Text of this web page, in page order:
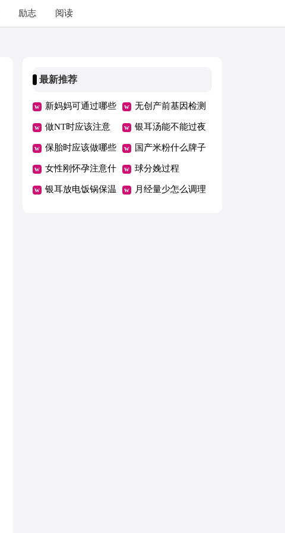
励志 阅读
最新推荐
新妈妈可通过哪些
方法摆脱产后乳房
下垂现象
无创产前基因检测
该不该做
做NT时应该注意
什么
银耳汤能不能过夜
喝
保胎时应该做哪些
事情
国产米粉什么牌子
好？
女性刚怀孕注意什
么事项
球分娩过程
银耳放电饭锅保温 月经量少怎么调理